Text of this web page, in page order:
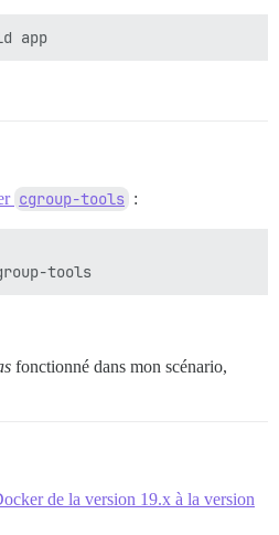
cgroup-tools :
fonctionné dans mon scénario,
de la version 19.x à la version